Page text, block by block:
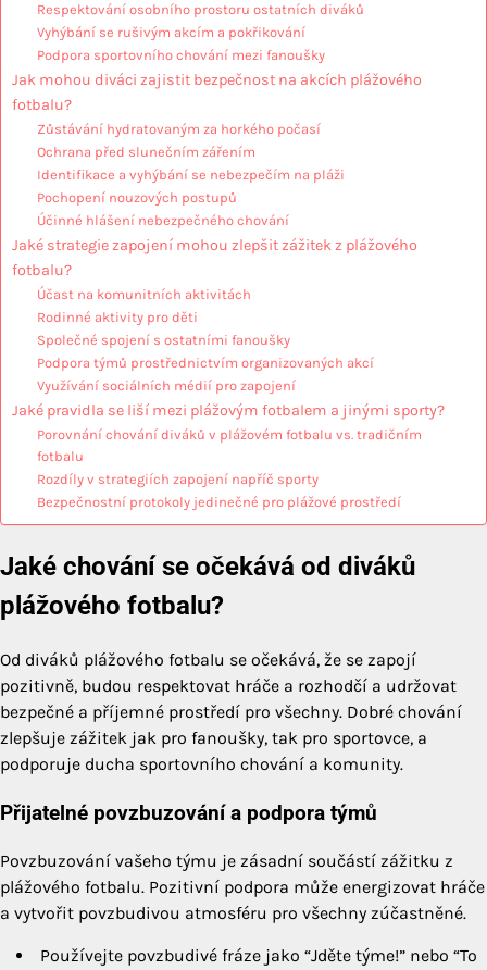
Respektování osobního prostoru ostatních diváků
Vyhýbání se rušivým akcím a pokřikování
Podpora sportovního chování mezi fanoušky
Jak mohou diváci zajistit bezpečnost na akcích plážového
fotbalu?
Zůstávání hydratovaným za horkého počasí
Ochrana před slunečním zářením
Identifikace a vyhýbání se nebezpečím na pláži
Pochopení nouzových postupů
Účinné hlášení nebezpečného chování
Jaké strategie zapojení mohou zlepšit zážitek z plážového
fotbalu?
Účast na komunitních aktivitách
Rodinné aktivity pro děti
Společné spojení s ostatními fanoušky
Podpora týmů prostřednictvím organizovaných akcí
Využívání sociálních médií pro zapojení
Jaké pravidla se liší mezi plážovým fotbalem a jinými sporty?
Porovnání chování diváků v plážovém fotbalu vs. tradičním
fotbalu
Rozdíly v strategiích zapojení napříč sporty
Bezpečnostní protokoly jedinečné pro plážové prostředí
Jaké chování se očekává od diváků
plážového fotbalu?
Od diváků plážového fotbalu se očekává, že se zapojí
pozitivně, budou respektovat hráče a rozhodčí a udržovat
bezpečné a příjemné prostředí pro všechny. Dobré chování
zlepšuje zážitek jak pro fanoušky, tak pro sportovce, a
podporuje ducha sportovního chování a komunity.
Přijatelné povzbuzování a podpora týmů
Povzbuzování vašeho týmu je zásadní součástí zážitku z
plážového fotbalu. Pozitivní podpora může energizovat hráče
a vytvořit povzbudivou atmosféru pro všechny zúčastněné.
Používejte povzbudivé fráze jako “Jděte týme!” nebo “To